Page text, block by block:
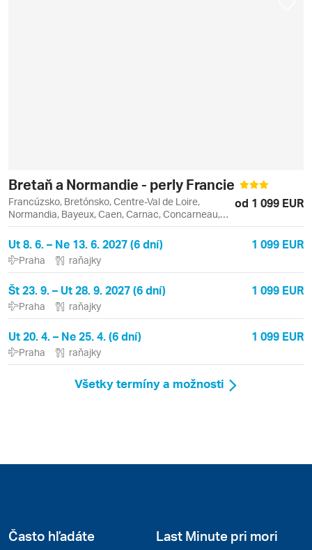
Bretaň a Normandie - perly Francie
Francúzsko, Bretónsko, Centre-Val de Loire,
Normandia, Bayeux, Caen, Carnac, Concarneau,
Chartres, Locronan, Pleyben, Quimper, Rennes,
Rouen
od 1 099 EUR
Ut 8. 6. – Ne 13. 6. 2027 (6 dní) 1 099 EUR
Praha raňajky
Št 23. 9. – Ut 28. 9. 2027 (6 dní) 1 099 EUR
Praha raňajky
Ut 20. 4. – Ne 25. 4. (6 dní) 1 099 EUR
Praha raňajky
Všetky termíny a možnosti
Často hľadáte Last Minute pri mori